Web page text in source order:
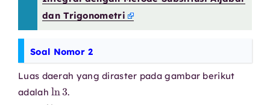
dan Trigonometri
Soal Nomor 2
Luas daerah yang diraster pada gambar berikut
adalah
ln
.